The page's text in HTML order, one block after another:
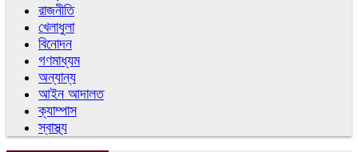
রাজনীতি
খেলাধুলা
বিনোদন
গণমাধ্যম
অন্যান্য
আইন আদালত
ক্যাম্পাস
স্বাস্থ্য